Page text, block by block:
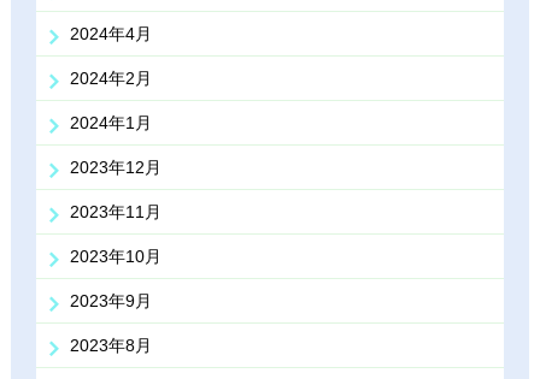
2024年4月
2024年2月
2024年1月
2023年12月
2023年11月
2023年10月
2023年9月
2023年8月